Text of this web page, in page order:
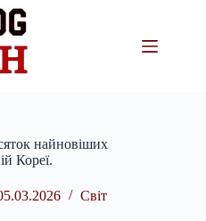
найновіших
Кореї.
Світ